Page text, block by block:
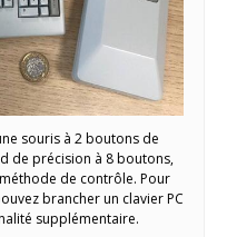
souris à 2 boutons de
de précision à 8 boutons,
de contrôle. Pour
brancher un clavier PC
supplémentaire.